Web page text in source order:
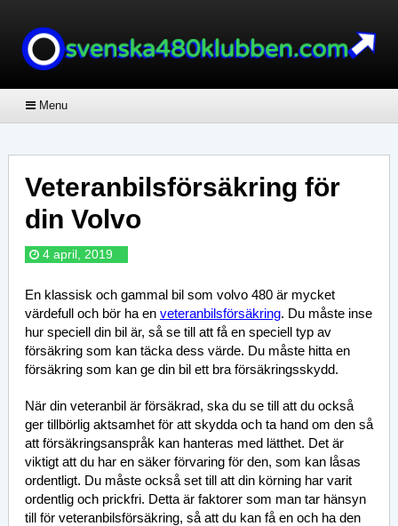
Menu
Veteranbilsförsäkring för
din Volvo
4 april, 2019
En klassisk och gammal bil som volvo 480 är mycket
värdefull och bör ha en veteranbilsförsäkring. Du måste inse
hur speciell din bil är, så se till att få en speciell typ av
försäkring som kan täcka dess värde. Du måste hitta en
försäkring som kan ge din bil ett bra försäkringsskydd.
När din veteranbil är försäkrad, ska du se till att du också
ger tillbörlig aktsamhet för att skydda och ta hand om den så
att försäkringsanspråk kan hanteras med lätthet. Det är
viktigt att du har en säker förvaring för den, som kan låsas
ordentligt. Du måste också set till att din körning har varit
ordentlig och prickfri. Detta är faktorer som man tar hänsyn
till för veteranbilsförsäkring, så att du kan få en och ha den